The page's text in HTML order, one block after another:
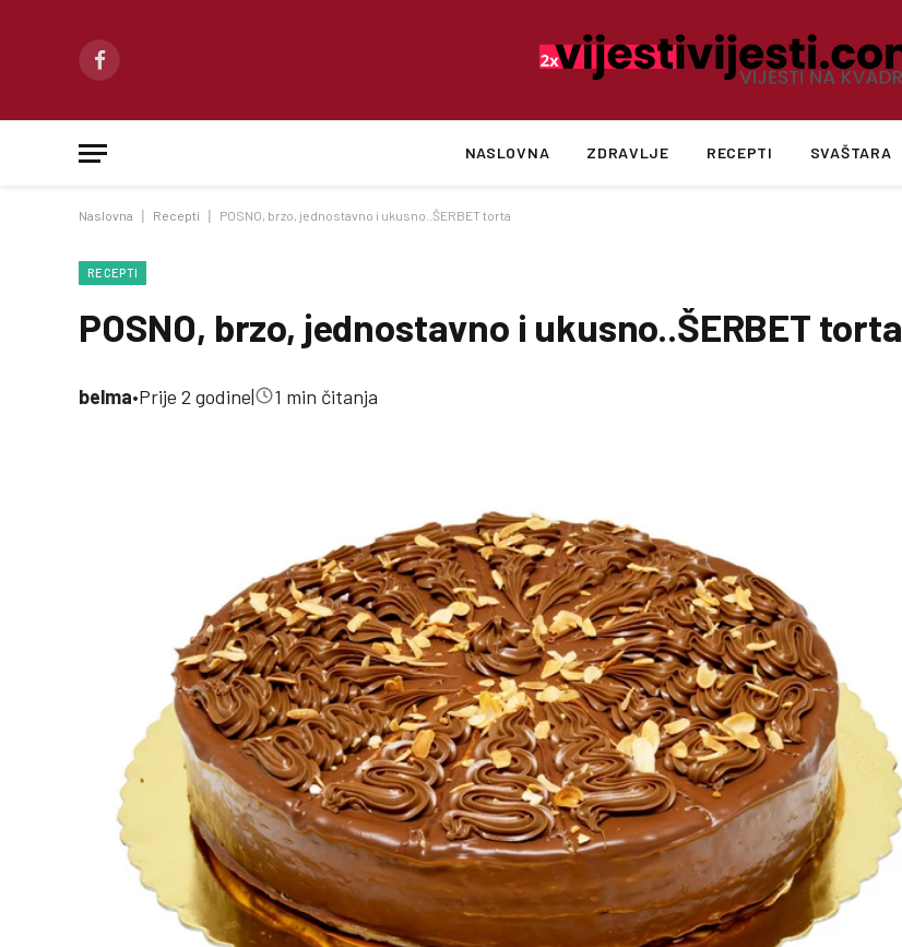
Facebook
NASLOVNA ZDRAVLJE RECEPTI SVAŠTARA
Naslovna Recepti POSNO, brzo, jednostavno i ukusno..ŠERBET torta
RECEPTI
POSNO, brzo, jednostavno i ukusno..ŠERBET torta
belma•Prije 2 godine| 1 min čitanja